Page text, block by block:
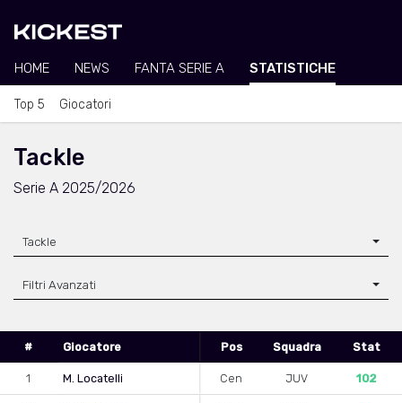
HOME NEWS FANTA SERIE A STATISTICHE
Top 5 Giocatori
Tackle
Serie A 2025/2026
Tackle
Filtri Avanzati
# Giocatore Pos Squadra Stat
1 M. Locatelli Cen JUV 102